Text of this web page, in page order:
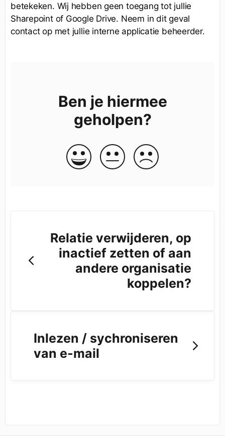
betekeken. Wij hebben geen toegang tot jullie
Sharepoint of Google Drive. Neem in dit geval
contact op met jullie interne applicatie beheerder.
Ben je hiermee
geholpen?
Relatie verwijderen, op
inactief zetten of aan
andere organisatie
koppelen?
Inlezen / sychroniseren
van e-mail